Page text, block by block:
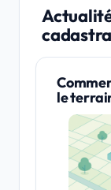
le